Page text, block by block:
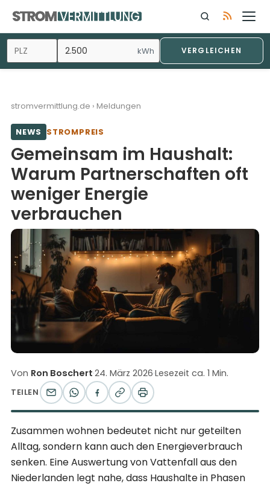
Inhalt
springen
kWh VERGLEICHEN
stromvermittlung.de › Meldungen
NEWS STROMPREIS
Gemeinsam im Haushalt:
Warum Partnerschaften oft
weniger Energie
verbrauchen
Von Ron Boschert·24. März 2026·Lesezeit ca. 1 Min.
TEILEN
Zusammen wohnen bedeutet nicht nur geteilten
Alltag, sondern kann auch den Energieverbrauch
senken. Eine Auswertung von Vattenfall aus den
Niederlanden legt nahe, dass Haushalte in Phasen